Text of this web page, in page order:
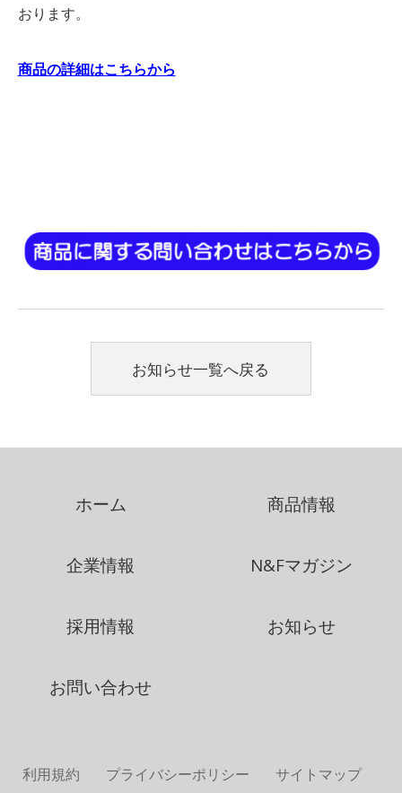
おります。
商品の詳細はこちらから
お知らせ一覧へ戻る
ホーム 商品情報
企業情報 N&Fマガジン
採用情報 お知らせ
お問い合わせ
利用規約 プライバシーポリシー サイトマップ